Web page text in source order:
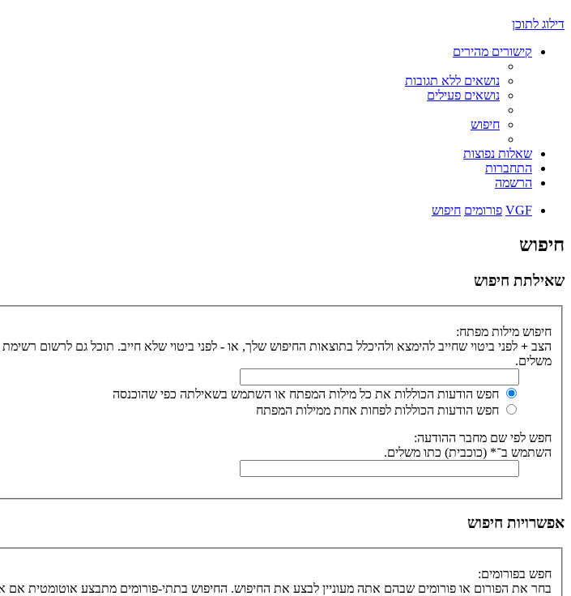
דילוג לתוכן
קישורים מהירים
נושאים ללא תגובות
נושאים פעילים
חיפוש
שאלות נפוצות
התחברות
הרשמה
VGF פורומים חיפוש
חיפוש
שאילתת חיפוש
חיפוש מילות מפתח:
הצב + לפני ביטוי שחייב להימצא ולהיכלל בתוצאות החיפוש שלך, או - לפני ביטוי שלא חייב. תוכל גם לרשום רשימת
משלים.
חפש הודעות הכוללות את כל מילות המפתח או השתמש בשאילתה כפי שהוכנסה
חפש הודעות הכוללות לפחות אחת ממילות המפתח
חפש לפי שם מחבר ההודעה:
השתמש ב־* (כוכבית) כתו משלים.
אפשרויות חיפוש
חפש בפורומים:
בחר את הפורום או פורומים שבהם אתה מעוניין לבצע את החיפוש. החיפוש בתתי-פורומים מתבצע אוטומטית